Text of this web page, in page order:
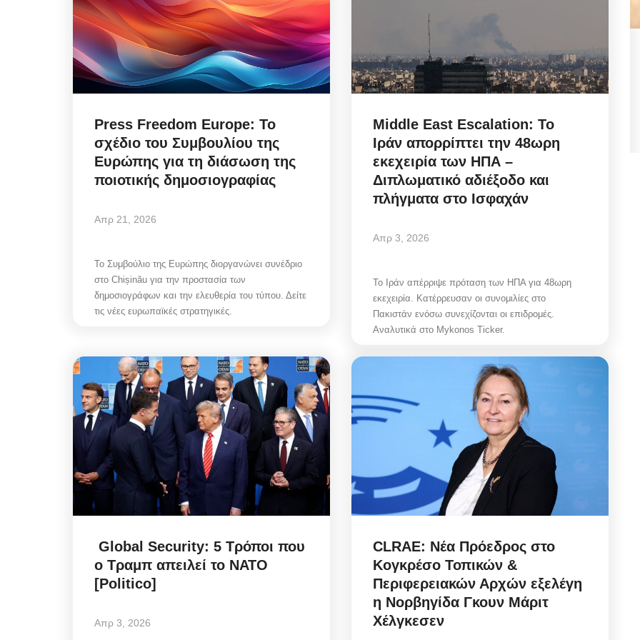
Press Freedom Europe: Το
σχέδιο του Συμβουλίου της
Ευρώπης για τη διάσωση της
ποιοτικής δημοσιογραφίας
Απρ 21, 2026
Το Συμβούλιο της Ευρώπης διοργανώνει συνέδριο
στο Chișinău για την προστασία των
δημοσιογράφων και την ελευθερία του τύπου. Δείτε
τις νέες ευρωπαϊκές στρατηγικές.
Middle East Escalation: Το
Ιράν απορρίπτει την 48ωρη
εκεχειρία των ΗΠΑ –
Διπλωματικό αδιέξοδο και
πλήγματα στο Ισφαχάν
Απρ 3, 2026
Το Ιράν απέρριψε πρόταση των ΗΠΑ για 48ωρη
εκεχειρία. Κατέρρευσαν οι συνομιλίες στο
Πακιστάν ενόσω συνεχίζονται οι επιδρομές.
Αναλυτικά στο Mykonos Ticker.
Global Security: 5 Τρόποι που
ο Τραμπ απειλεί το ΝΑΤΟ
[Politico]
Απρ 3, 2026
CLRAE: Νέα Πρόεδρος στο
Κογκρέσο Τοπικών &
Περιφερειακών Αρχών εξελέγη
η Νορβηγίδα Γκουν Μάριτ
Χέλγκεσεν
Μιλτιάδης Ατζαμόγλου προς
Διαδικτυακά Παράκεντρα:
«Δεν...
Αυγ 6, 2026
Η πολιτική νομιμοποίηση δεν είναι θέμα θεωρητικής
Tourism Land-Use Reform:
Δημοσιεύθηκε η ΚΥΑ για το
νέο...
Tourism Land-Use Reform / Δημοσιεύθηκε η ΚΥΑ
για το νέο Χωροταξικό Πλαίσιο! Τι αλλάζει...